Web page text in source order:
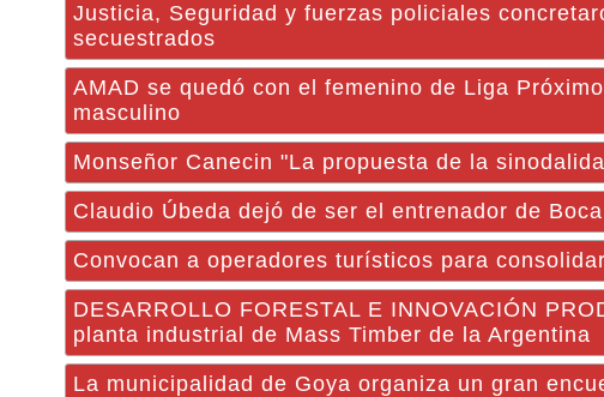
Justicia, Seguridad y fuerzas policiales
secuestrados
AMAD se quedó con el femenino de Liga
masculino
Monseñor Canecin "La propuesta de la
Claudio Úbeda dejó de ser el entrenador de Boca
Convocan a operadores turísticos para
DESARROLLO FORESTAL E INNOVACIÓN
planta industrial de Mass Timber de la Argentina
La municipalidad de Goya organiza un gran